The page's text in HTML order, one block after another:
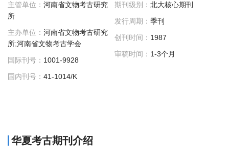
主管单位： 河南省文物考古研究
所
主办单位： 河南省文物考古研究
所;河南省文物考古学会
国际刊号： 1001-9928
国内刊号： 41-1014/K
期刊级别： 北大核心期刊
发行周期： 季刊
创刊时间： 1987
审稿时间： 1-3个月
华夏考古期刊介绍